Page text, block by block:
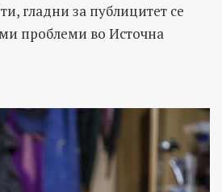
гладни за публицитет се
проблеми во Источна